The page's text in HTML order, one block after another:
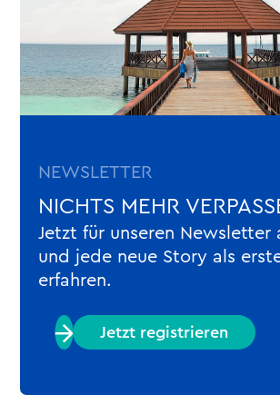
NEWSLETTER
NICHTS MEHR
Jetzt für unseren Newsletter
und jede neue Story als
erfahren.
Jetzt registrieren